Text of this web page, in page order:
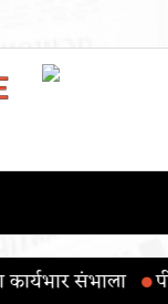
ने ‘स्वस्थ